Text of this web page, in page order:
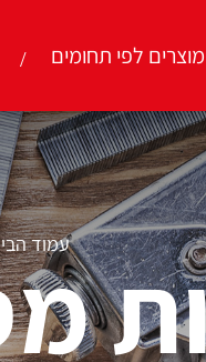
מוצרים לפי תחומים
עמוד